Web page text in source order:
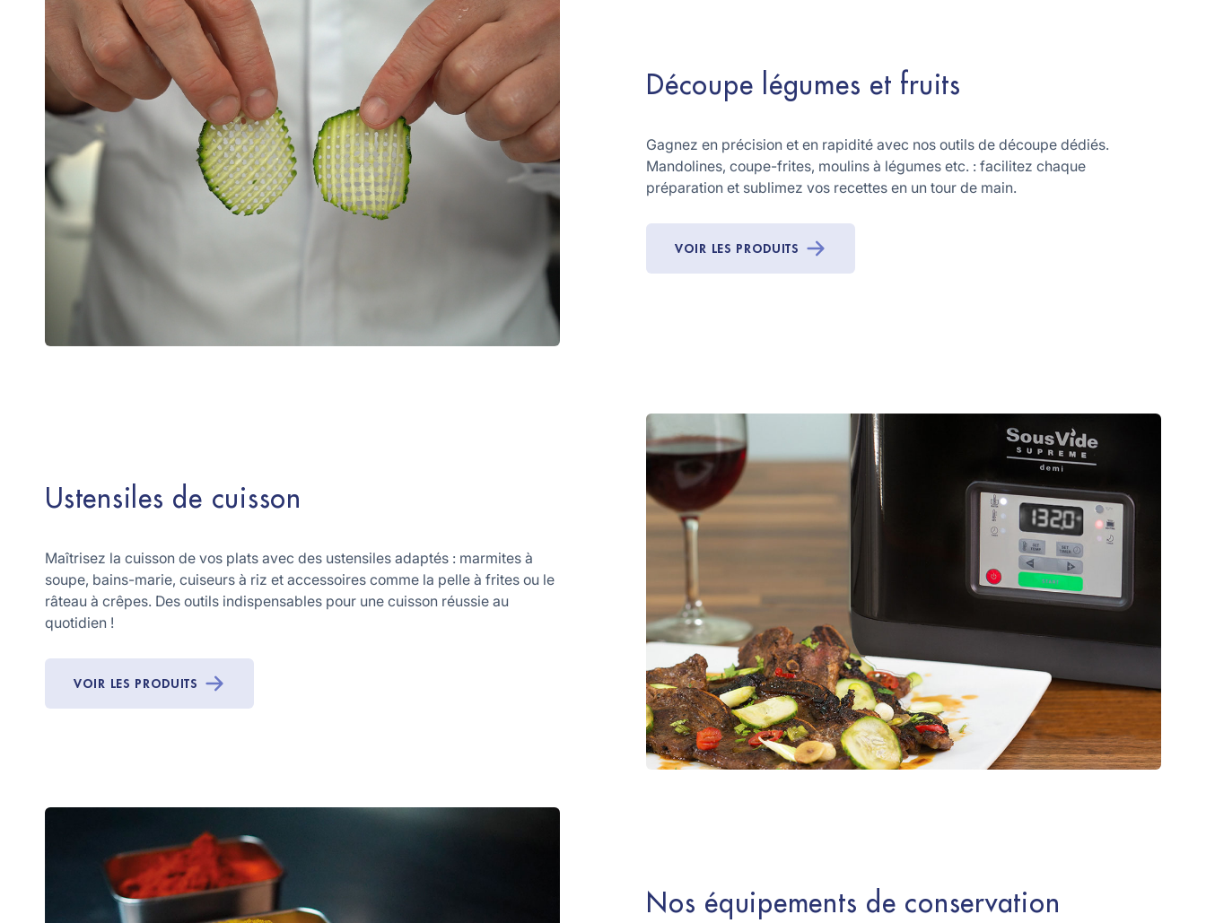
Découpe légumes et fruits
Gagnez en précision et en rapidité avec nos outils de découpe dédiés.
Mandolines, coupe-frites, moulins à légumes etc. : facilitez chaque
préparation et sublimez vos recettes en un tour de main.
VOIR LES PRODUITS
Ustensiles de cuisson
Maîtrisez la cuisson de vos plats avec des ustensiles adaptés : marmites à
soupe, bains-marie, cuiseurs à riz et accessoires comme la pelle à frites ou le
râteau à crêpes. Des outils indispensables pour une cuisson réussie au
quotidien !
VOIR LES PRODUITS
Nos équipements de conservation